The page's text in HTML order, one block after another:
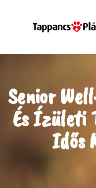
Senior
És Ízületi
Idős